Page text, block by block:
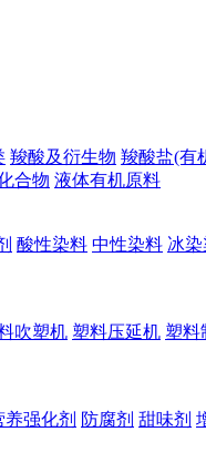
羧酸及衍生物 羧酸盐(有
合物 液体有机原料
酸性染料 中性染料 冰
吹塑机 塑料压延机 塑料
养强化剂 防腐剂 甜味剂